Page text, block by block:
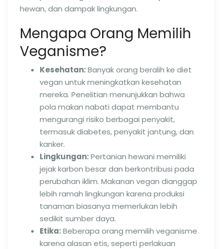
hewan, dan dampak lingkungan.
Mengapa Orang Memilih
Veganisme?
Kesehatan:Banyak orang beralih ke diet
vegan untuk meningkatkan kesehatan
mereka. Penelitian menunjukkan bahwa
pola makan nabati dapat membantu
mengurangi risiko berbagai penyakit,
termasuk diabetes, penyakit jantung, dan
kanker.
Lingkungan:Pertanian hewani memiliki
jejak karbon besar dan berkontribusi pada
perubahan iklim. Makanan vegan dianggap
lebih ramah lingkungan karena produksi
tanaman biasanya memerlukan lebih
sedikit sumber daya.
Etika:Beberapa orang memilih veganisme
karena alasan etis, seperti perlakuan